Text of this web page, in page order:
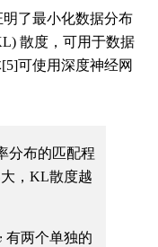
明了最小化数据分布
散度，可用于数据
可使用深度神经网
分布的匹配程
，KL散度越
有两个单独的